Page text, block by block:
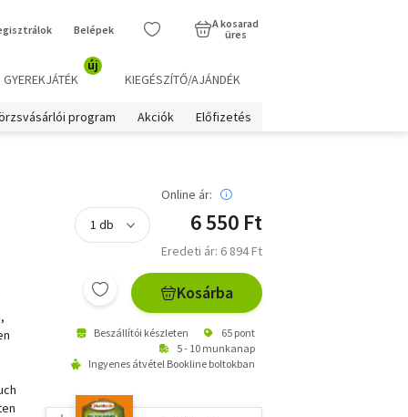
Belépek
A kosarad
üres
GYEREKJÁTÉK
új
KIEGÉSZÍTŐ/AJÁNDÉK
program Akciók Előfizetés
Online ár:
6 550 Ft
Eredeti ár: 6 894 Ft
Kosárba
Beszállítói készleten
65 pont
5 - 10 munkanap
Ingyenes átvétel Bookline boltokban